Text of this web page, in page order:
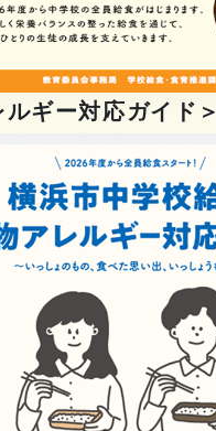
ルギー対応ガイド＞